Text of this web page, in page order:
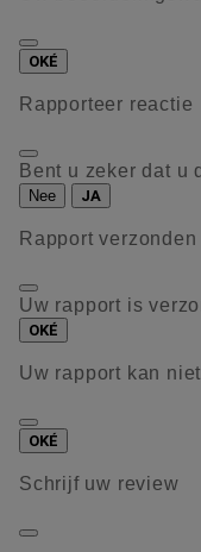
OKÉ
Rapporteer reactie
Bent u zeker dat u
Nee JA
Rapport verzonden
Uw rapport is
OKÉ
Uw rapport kan
OKÉ
Schrijf uw review